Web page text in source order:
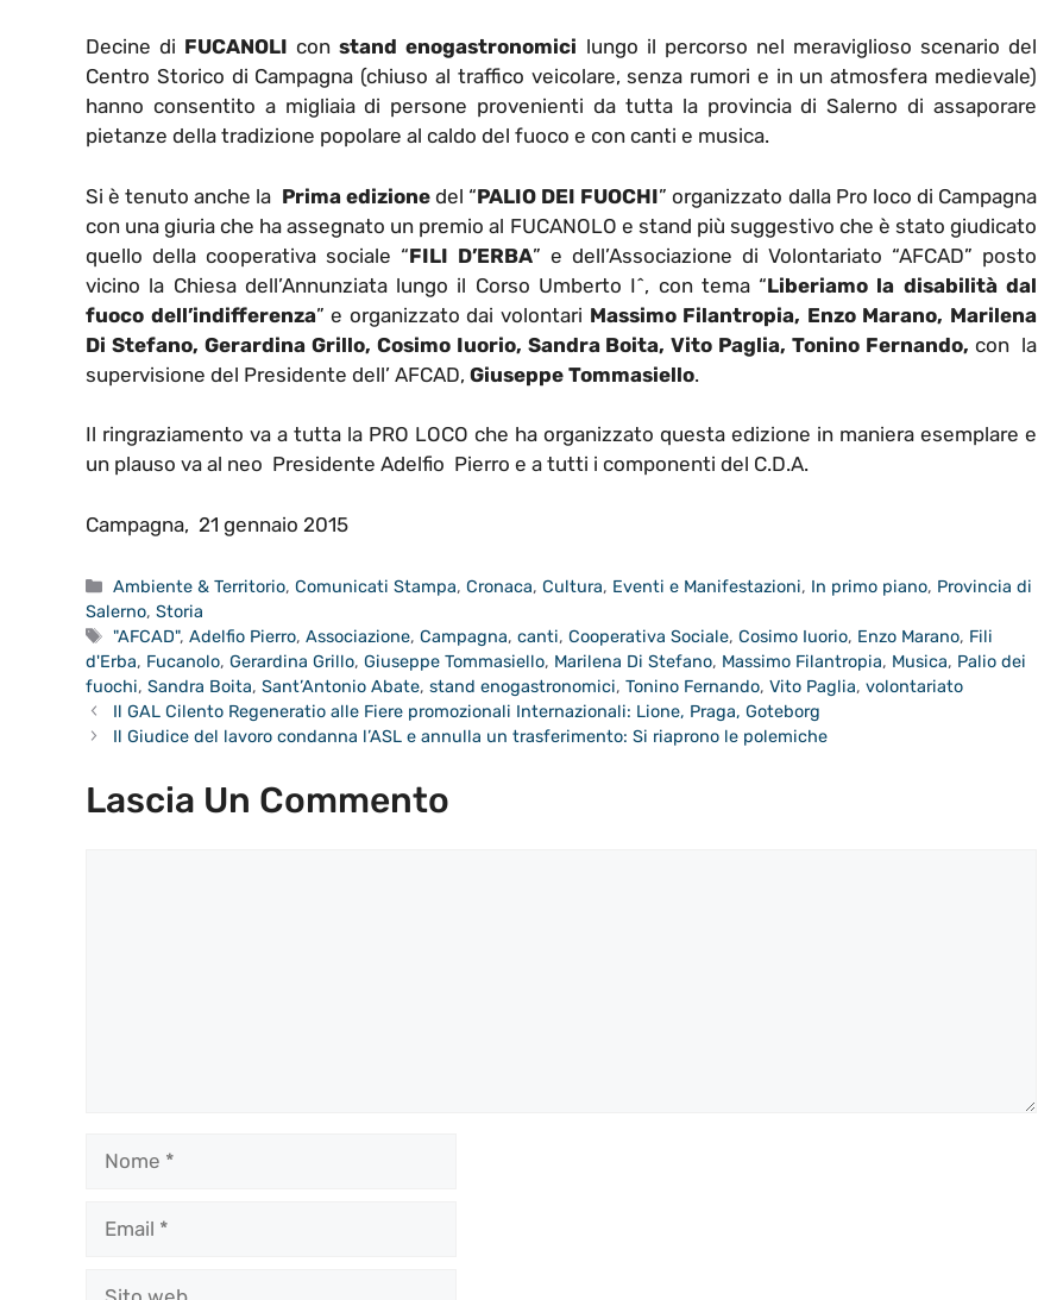
Decine di FUCANOLI con stand enogastronomici lungo il percorso nel meraviglioso scenario del
Centro Storico di Campagna (chiuso al traffico veicolare, senza rumori e in un atmosfera medievale)
hanno consentito a migliaia di persone provenienti da tutta la provincia di Salerno di assaporare
pietanze della tradizione popolare al caldo del fuoco e con canti e musica.
Si è tenuto anche la Prima edizionedel “PALIO DEI FUOCHI” organizzato dalla Pro loco di Campagna
con una giuria che ha assegnato un premio al FUCANOLO e stand più suggestivo che è stato giudicato
quello della cooperativa sociale “FILI D’ERBA” e dell’Associazione di Volontariato “AFCAD” posto
vicino la Chiesa dell’Annunziata lungo il Corso Umberto I^, con tema “Liberiamo la disabilità dal
fuoco dell’indifferenza” e organizzato dai volontari Massimo Filantropia, Enzo Marano, Marilena
Di Stefano, Gerardina Grillo, Cosimo Iuorio, Sandra Boita, Vito Paglia, Tonino Fernando, con la
supervisione del Presidente dell’ AFCAD, Giuseppe Tommasiello.
Il ringraziamento va a tutta la PRO LOCO che ha organizzato questa edizione in maniera esemplare e
un plauso va al neo Presidente Adelfio Pierro e a tutti i componenti del C.D.A.
Campagna, 21 gennaio 2015
Categorie
Ambiente & Territorio,Comunicati Stampa,Cronaca,Cultura, Eventi e Manifestazioni, In primo piano, Provincia di
Salerno, Storia
Tag
"AFCAD",Adelfio Pierro,Associazione,Campagna,canti,Cooperativa Sociale,Cosimo Iuorio, Enzo Marano, Fili
d'Erba, Fucanolo, Gerardina Grillo, Giuseppe Tommasiello, Marilena Di Stefano, Massimo Filantropia, Musica, Palio dei
fuochi, Sandra Boita, Sant’Antonio Abate, stand enogastronomici, Tonino Fernando, Vito Paglia, volontariato
Il GAL Cilento Regeneratio alle Fiere promozionali Internazionali: Lione, Praga, Goteborg
Il Giudice del lavoro condanna l’ASL e annulla un trasferimento: Si riaprono le polemiche
Lascia Un Commento